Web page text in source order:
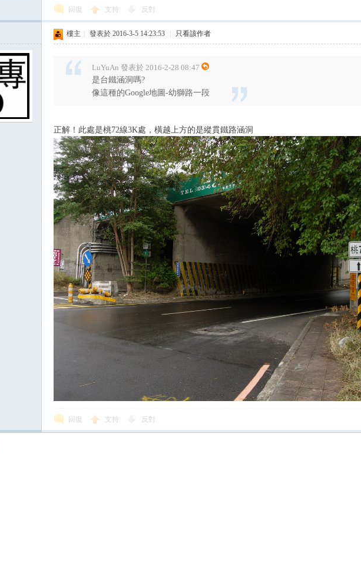
回復 支持 反對
樓主 發表於 2016-3-5 14:23:53 只看該作者
LuYuAn 發表於 2016-2-28 08:47
是台鐵涵洞嗎?
像這種的Google地圖-幼獅路一段
正解！此處是桃72線3K處，橫越上方的是縱貫鐵路涵洞
回復 支持 反對